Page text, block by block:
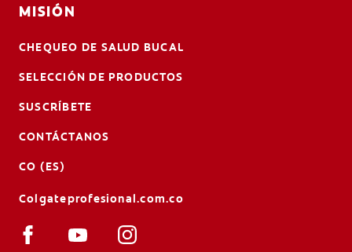
MISIÓN
CHEQUEO DE SALUD BUCAL
SELECCIÓN DE PRODUCTOS
SUSCRÍBETE
CONTÁCTANOS
CO (ES)
Colgateprofesional.com.co